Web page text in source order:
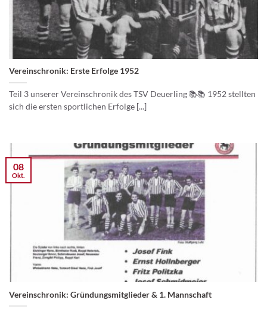
Vereinschronik: Erste Erfolge 1952
Teil 3 unserer Vereinschronik des TSV Deuerling 📚📚 1952 stellten
sich die ersten sportlichen Erfolge [...]
Vereinschronik: Gründungsmitglieder & 1. Mannschaft
08
Okt.